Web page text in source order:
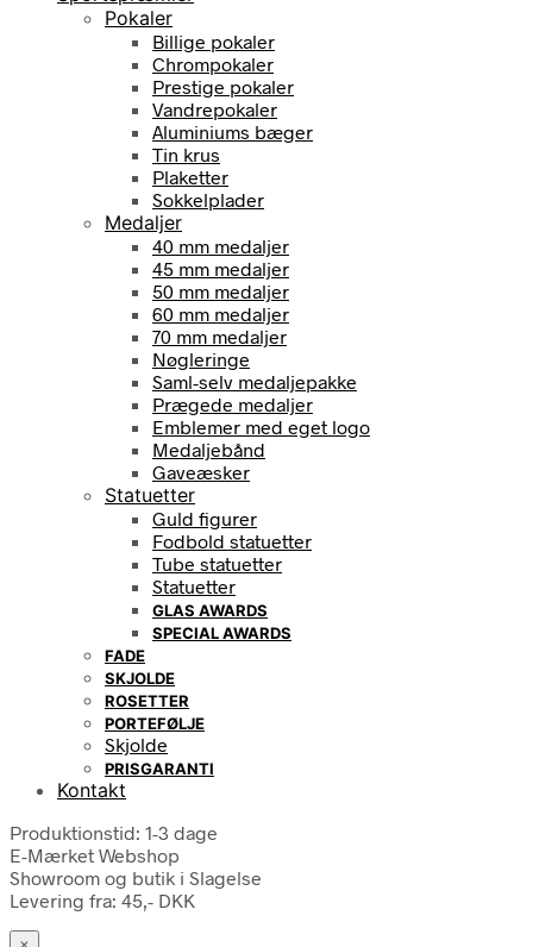
Pokaler
Billige pokaler
Chrompokaler
Prestige pokaler
Vandrepokaler
Aluminiums bæger
Tin krus
Plaketter
Sokkelplader
Medaljer
40 mm medaljer
45 mm medaljer
50 mm medaljer
60 mm medaljer
70 mm medaljer
Nøgleringe
Saml-selv medaljepakke
Prægede medaljer
Emblemer med eget logo
Medaljebånd
Gaveæsker
Statuetter
Guld figurer
Fodbold statuetter
Tube statuetter
Statuetter
GLAS AWARDS
SPECIAL AWARDS
FADE
SKJOLDE
ROSETTER
PORTEFØLJE
Skjolde
PRISGARANTI
Kontakt
Produktionstid: 1-3 dage
E-Mærket Webshop
Showroom og butik i Slagelse
Levering fra: 45,- DKK
×